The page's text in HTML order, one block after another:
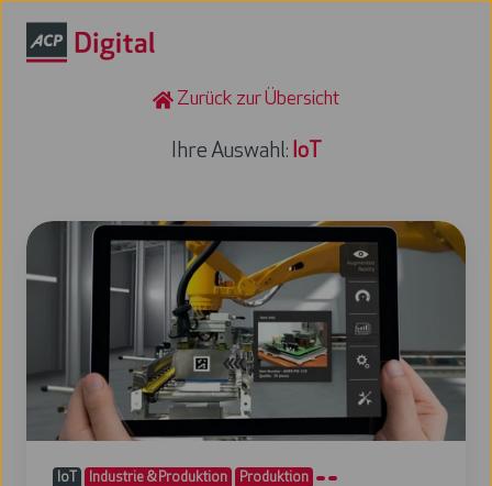
Zurück zur Übersicht
Ihre Auswahl: IoT
Echtzeitinformationen
Produktionsplanung
IoT Industrie & Produktion Produktion